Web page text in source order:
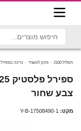
תמליל 2100 מיכון למשרד כריכה בספירל
צבע שחור
מקט: Y-B-17508490-1